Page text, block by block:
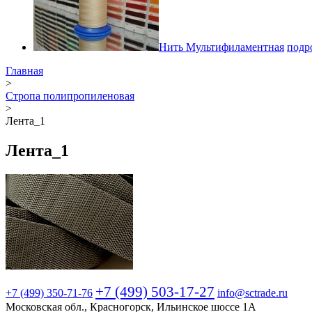
Нить Мультифиламентная
Главная
>
Стропа полипропиленовая
>
Лента_1
Лента_1
+7 (499) 350-71-76 +7 (499) 503-17-27 info@sctrade.ru
Московская обл., Красногорск, Ильинское шоссе 1А